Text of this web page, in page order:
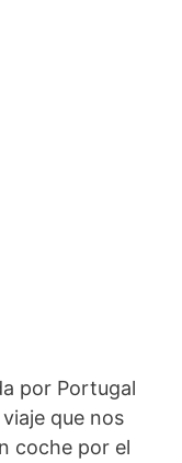
por Portugal
que nos
coche por el